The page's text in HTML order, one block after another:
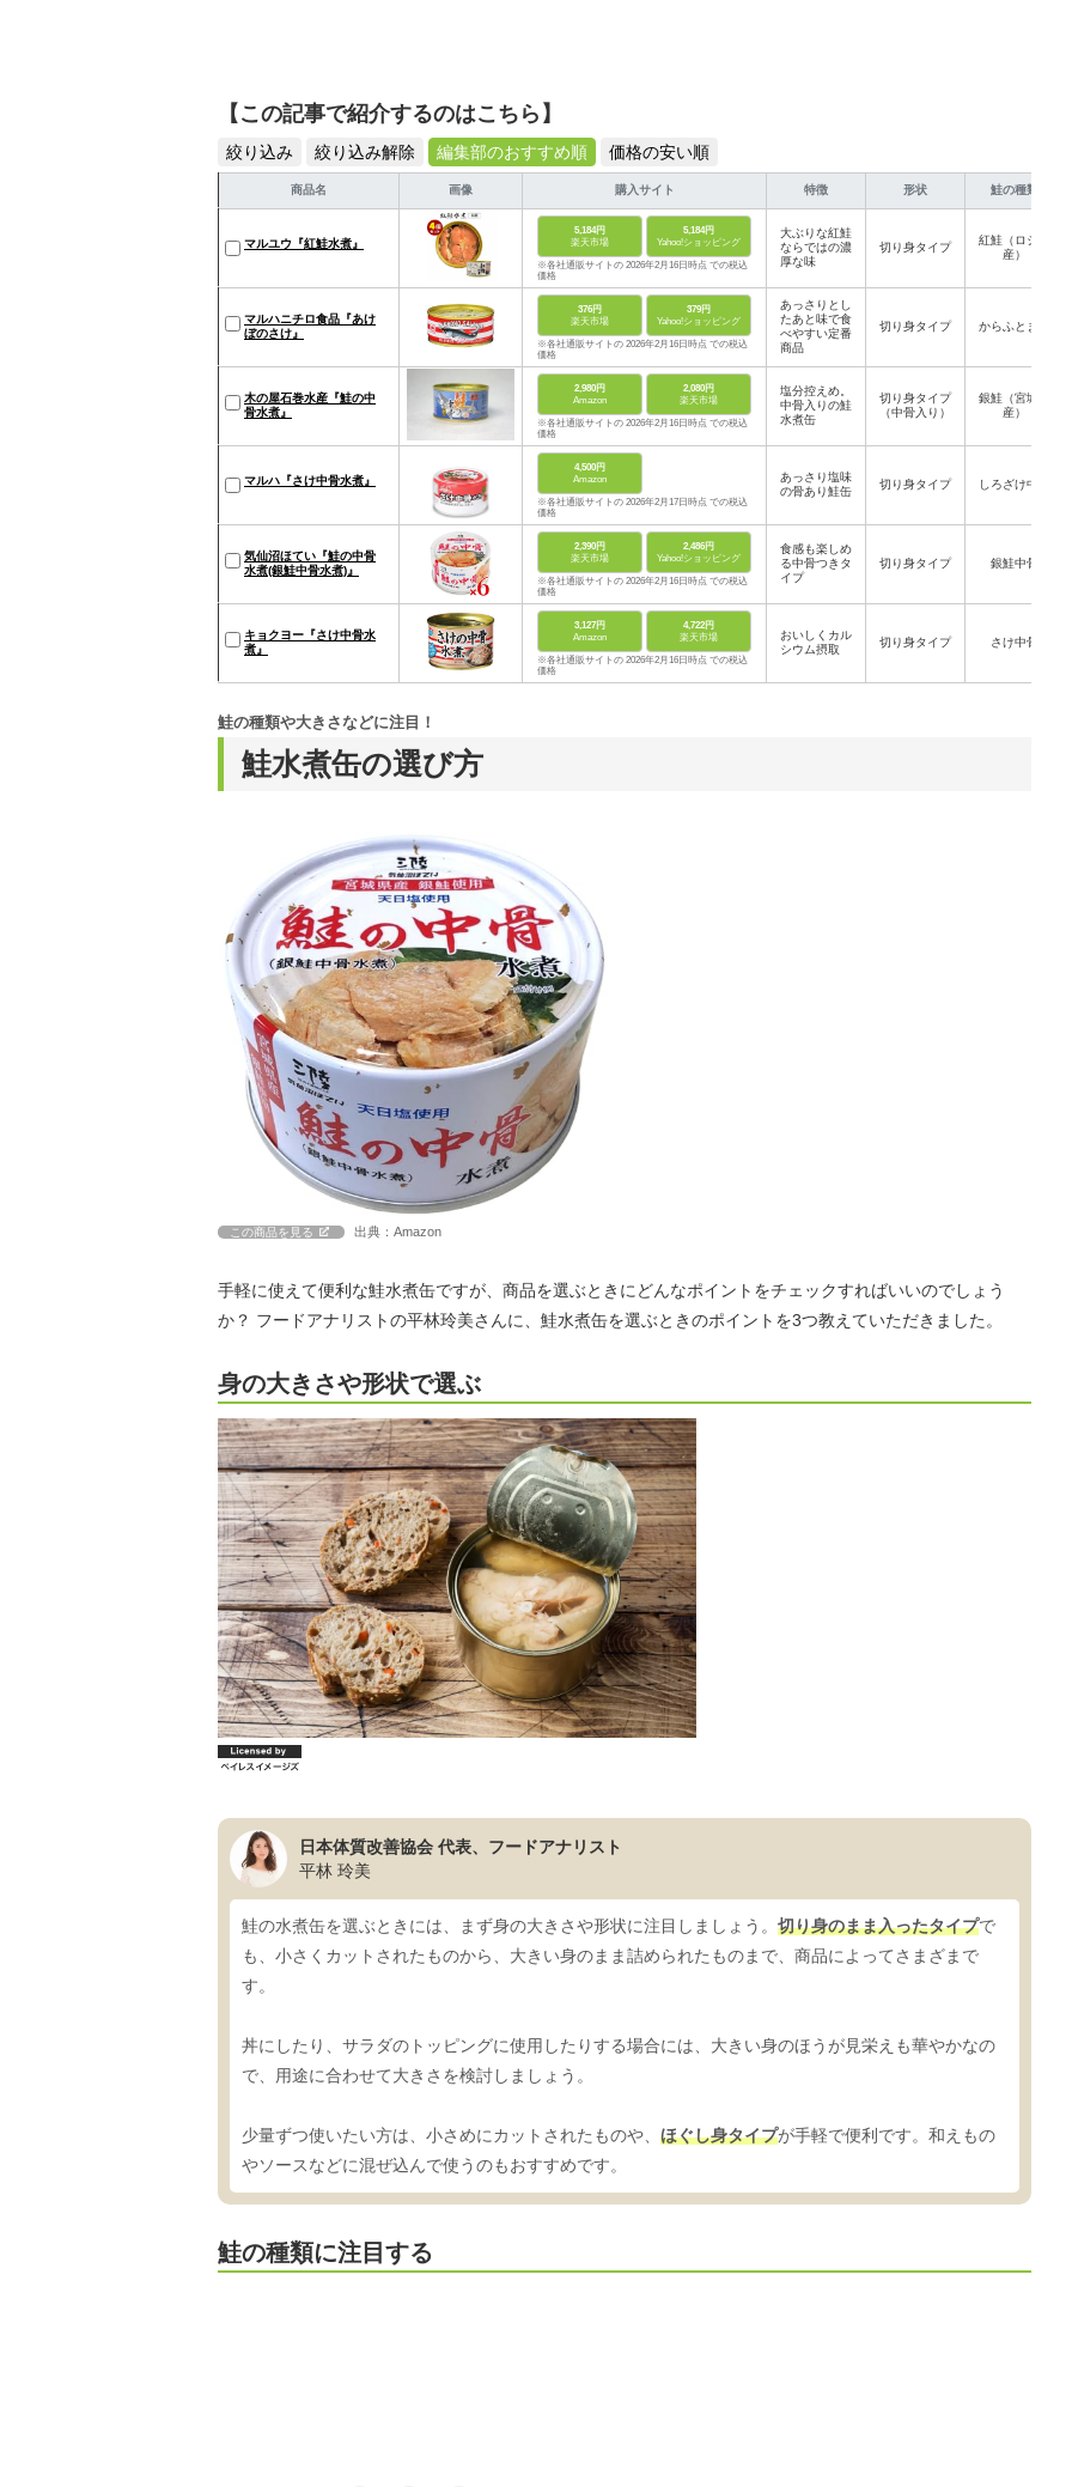
【この記事で紹介するのはこちら】
絞り込み 絞り込み解除 編集部のおすすめ順 価格の安い順
商品名 画像 購入サイト 特徴 形状 鮭の種類
マルユウ『紅鮭水煮』
5,184円
楽天市場
5,184円
Yahoo!ショッピング
※各社通販サイトの 2026年2月16日時点 での税込
価格
大ぶりな紅鮭
ならではの濃
厚な味
切り身タイプ
紅鮭（ロシア
産）
マルハニチロ食品『あけ
ぼのさけ』
376円
楽天市場
379円
Yahoo!ショッピング
※各社通販サイトの 2026年2月16日時点 での税込
価格
あっさりとし
たあと味で食
べやすい定番
商品
切り身タイプ からふとます
木の屋石巻水産『鮭の中
骨水煮』
2,980円
Amazon
2,080円
楽天市場
※各社通販サイトの 2026年2月16日時点 での税込
価格
塩分控えめ。
中骨入りの鮭
水煮缶
切り身タイプ
（中骨入り）
銀鮭（宮城県
産）
マルハ『さけ中骨水煮』
4,500円
Amazon
※各社通販サイトの 2026年2月17日時点 での税込
価格
あっさり塩味
の骨あり鮭缶
切り身タイプ しろざけ中骨
気仙沼ほてい『鮭の中骨
水煮(銀鮭中骨水煮)』
2,390円
楽天市場
2,486円
Yahoo!ショッピング
※各社通販サイトの 2026年2月16日時点 での税込
価格
食感も楽しめ
る中骨つきタ
イプ
切り身タイプ 銀鮭中骨
キョクヨー『さけ中骨水
煮』
3,127円
Amazon
4,722円
楽天市場
※各社通販サイトの 2026年2月16日時点 での税込
価格
おいしくカル
シウム摂取
切り身タイプ さけ中骨
鮭水煮缶の選び方
鮭の種類や大きさなどに注目！
この商品を見る 出典：Amazon
手軽に使えて便利な鮭水煮缶ですが、商品を選ぶときにどんなポイントをチェックすればいいのでしょう
か？ フードアナリストの平林玲美さんに、鮭水煮缶を選ぶときのポイントを3つ教えていただきました。
身の大きさや形状で選ぶ
日本体質改善協会 代表、フードアナリスト
平林 玲美
鮭の水煮缶を選ぶときには、まず身の大きさや形状に注目しましょう。 切り身のまま入ったタイプで
も、小さくカットされたものから、大きい身のまま詰められたものまで、商品によってさまざまで
す。
丼にしたり、サラダのトッピングに使用したりする場合には、大きい身のほうが見栄えも華やかなの
で、用途に合わせて大きさを検討しましょう。
少量ずつ使いたい方は、小さめにカットされたものや、 ほぐし身タイプが手軽で便利です。和えもの
やソースなどに混ぜ込んで使うのもおすすめです。
鮭の種類に注目する